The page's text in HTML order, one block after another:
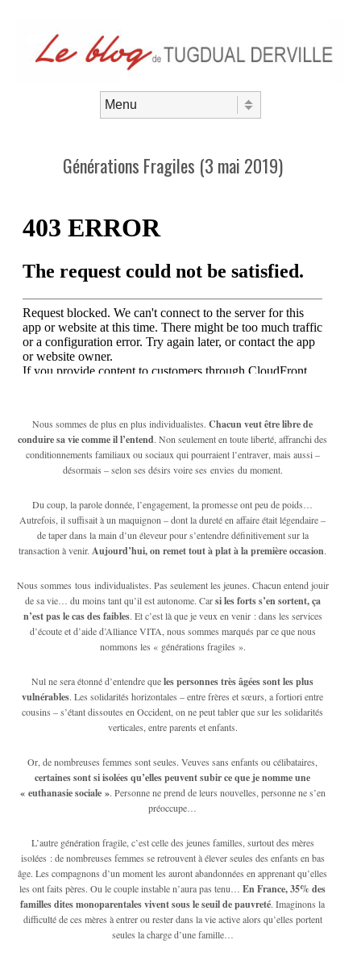
Générations Fragiles (3 mai 2019)
Nous sommes de plus en plus individualistes. Chacun veut être libre de
conduire sa vie comme il l’entend. Non seulement en toute liberté, affranchi des
conditionnements familiaux ou sociaux qui pourraient l’entraver, mais aussi –
désormais – selon ses désirs voire ses envies du moment.
Du coup, la parole donnée, l’engagement, la promesse ont peu de poids…
Autrefois, il suffisait à un maquignon – dont la dureté en affaire était légendaire –
de taper dans la main d’un éleveur pour s’entendre définitivement sur la
transaction à venir. Aujourd’hui, on remet tout à plat à la première occasion.
Nous sommes tous individualistes. Pas seulement les jeunes. Chacun entend jouir
de sa vie… du moins tant qu’il est autonome. Carsi les forts s’en sortent, ça
n’est pas le cas des faibles. Et c’est là que je veux en venir : dans les services
d’écoute et d’aide d’Alliance VITA, nous sommes marqués par ce que nous
nommons les « générations fragiles ».
Nul ne sera étonné d’entendre queles personnes très âgées sont les plus
vulnérables. Les solidarités horizontales – entre frères et sœurs, a fortiori entre
cousins – s’étant dissoutes en Occident, on ne peut tabler que sur les solidarités
verticales, entre parents et enfants.
Or, de nombreuses femmes sont seules. Veuves sans enfants ou célibataires,
certaines sont si isolées qu’elles peuvent subir ce que je nomme une
« euthanasie sociale ». Personne ne prend de leurs nouvelles, personne ne s’en
préoccupe…
L’autre génération fragile, c’est celle des jeunes familles, surtout des mères
isolées : de nombreuses femmes se retrouvent à élever seules des enfants en bas
âge. Les compagnons d’un moment les auront abandonnées en apprenant qu’elles
les ont faits pères. Ou le couple instable n’aura pas tenu… En France, 35% des
familles dites monoparentales vivent sous le seuil de pauvreté. Imaginons la
difficulté de ces mères à entrer ou rester dans la vie active alors qu’elles portent
seules la charge d’une famille…